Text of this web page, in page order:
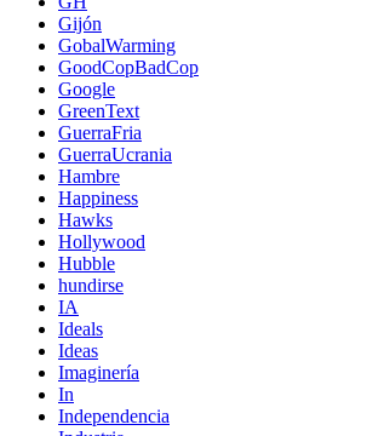
Gijón
GobalWarming
GoodCopBadCop
Google
GreenText
GuerraFria
GuerraUcrania
Hambre
Happiness
Hawks
Hollywood
Hubble
hundirse
IA
Ideals
Ideas
Imaginería
In
Independencia